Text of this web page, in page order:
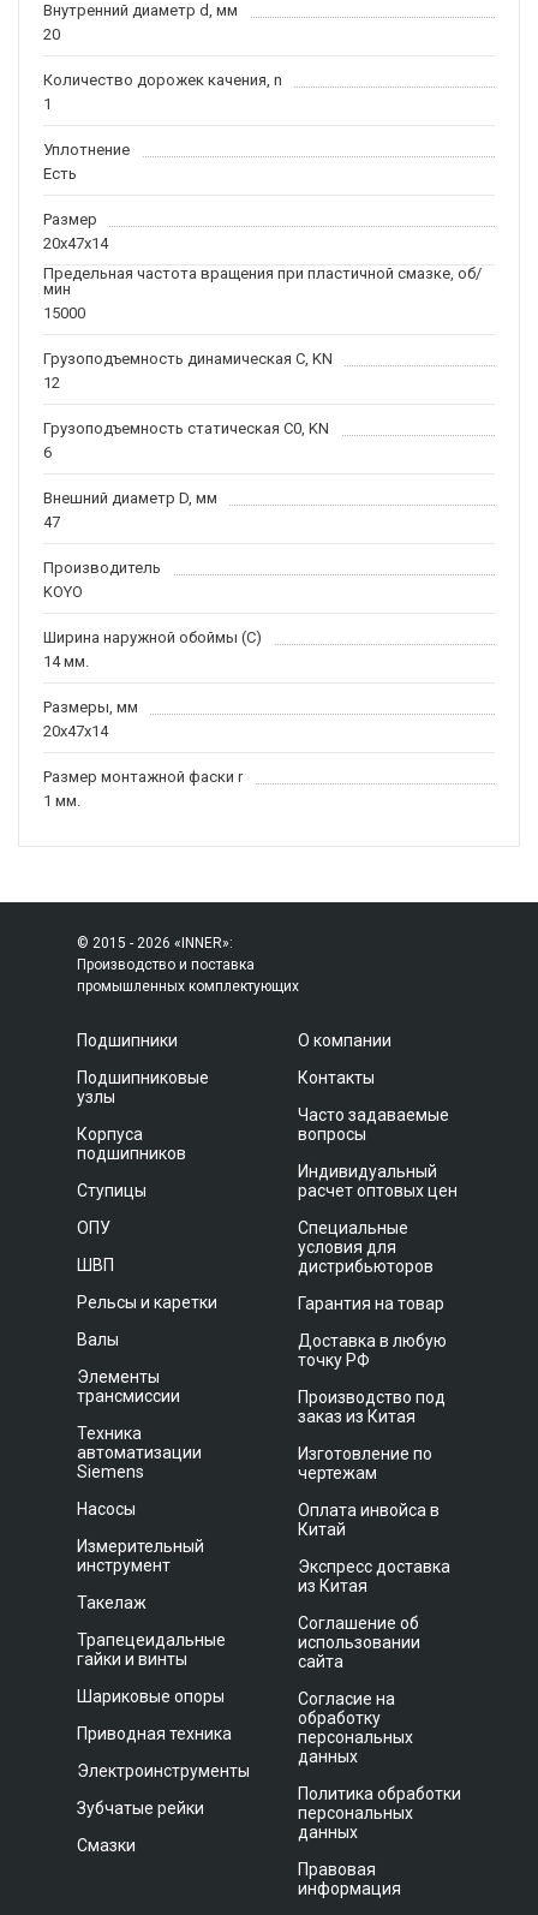
Внутренний диаметр d, мм
20
Количество дорожек качения, n
1
Уплотнение
Есть
Размер
20x47x14
Предельная частота вращения при пластичной смазке, об/
мин
15000
Грузоподъемность динамическая C, KN
12
Грузоподъемность статическая C0, KN
6
Внешний диаметр D, мм
47
Производитель
KOYO
Ширина наружной обоймы (C)
14 мм.
Размеры, мм
20x47x14
Размер монтажной фаски r
1 мм.
© 2015 - 2026 «INNER»:
Производство и поставка
промышленных комплектующих
Подшипники
Подшипниковые
узлы
Корпуса
подшипников
Ступицы
ОПУ
ШВП
Рельсы и каретки
Валы
Элементы
трансмиссии
Техника
автоматизации
Siemens
Насосы
Измерительный
инструмент
Такелаж
Трапецеидальные
гайки и винты
Шариковые опоры
Приводная техника
Электроинструменты
Зубчатые рейки
Смазки
О компании
Контакты
Часто задаваемые
вопросы
Индивидуальный
расчет оптовых цен
Специальные
условия для
дистрибьюторов
Гарантия на товар
Доставка в любую
точку РФ
Производство под
заказ из Китая
Изготовление по
чертежам
Оплата инвойса в
Китай
Экспресс доставка
из Китая
Соглашение об
использовании
сайта
Согласие на
обработку
персональных
данных
Политика обработки
персональных
данных
Правовая
информация